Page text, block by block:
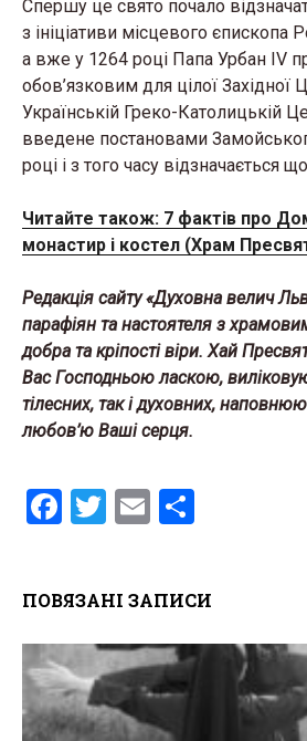
Спершу це свято почало
з ініціативи місцевого єпископа
а вже у 1264 році Папа Урбан IV
обов’язковим для цілої Західної
Українській Греко-Католицькій
введене постановами
році і з того часу відзначається
Читайте також: 7 фактів про
монастир і костел (Храм
Редакція сайту «Духовна велич
парафіян та настоятеля з
добра та кріпості віри. Хай
Вас Господньою ласкою,
тілесних, так і духовних,
любов’ю Ваші серця.
F
b
o
o
k
T
er
E
e
ПОВЯЗАНІ ЗАПИСИ